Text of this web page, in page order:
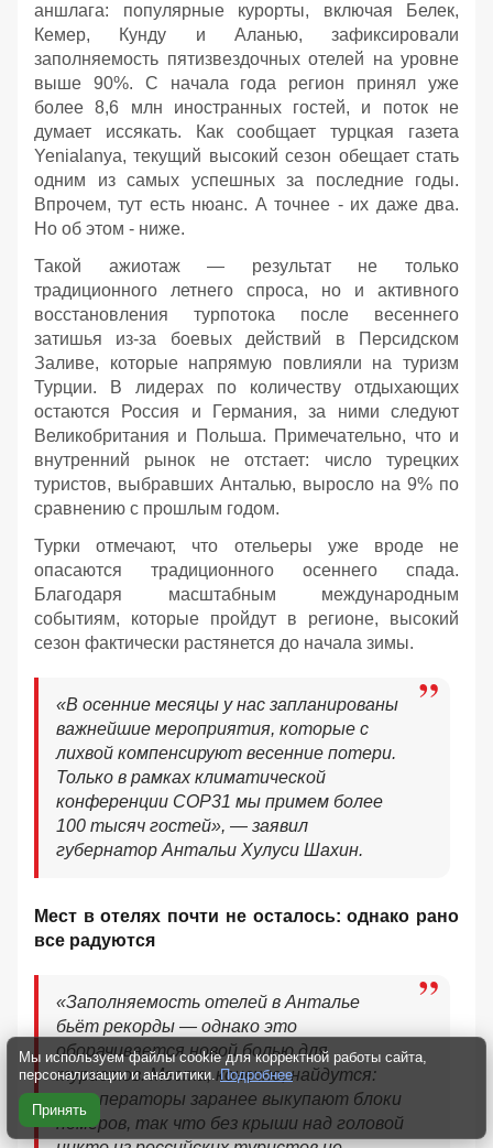
аншлага: популярные курорты, включая Белек,
Кемер, Кунду и Аланью, зафиксировали
заполняемость пятизвездочных отелей на уровне
выше 90%. С начала года регион принял уже
более 8,6 млн иностранных гостей, и поток не
думает иссякать. Как сообщает турцкая газета
Yenialanya, текущий высокий сезон обещает стать
одним из самых успешных за последние годы.
Впрочем, тут есть нюанс. А точнее - их даже два.
Но об этом - ниже.
Такой ажиотаж — результат не только
традиционного летнего спроса, но и активного
восстановления турпотока после весеннего
затишья из-за боевых действий в Персидском
Заливе, которые напрямую повлияли на туризм
Турции. В лидерах по количеству отдыхающих
остаются Россия и Германия, за ними следуют
Великобритания и Польша. Примечательно, что и
внутренний рынок не отстает: число турецких
туристов, выбравших Анталью, выросло на 9% по
сравнению с прошлым годом.
Турки отмечают, что отельеры уже вроде не
опасаются традиционного осеннего спада.
Благодаря масштабным международным
событиям, которые пройдут в регионе, высокий
сезон фактически растянется до начала зимы.
«В осенние месяцы у нас запланированы
важнейшие мероприятия, которые с
лихвой компенсируют весенние потери.
Только в рамках климатической
конференции COP31 мы примем более
100 тысяч гостей», — заявил
губернатор Антальи Хулуси Шахин.
Мест в отелях почти не осталось: однако рано
все радуются
«Заполняемость отелей в Анталье
бьёт рекорды — однако это
оборачивается новой болью для
туристов. Места, конечно, найдутся:
туроператоры заранее выкупают блоки
номеров, так что без крыши над головой
Мы используем файлы cookie для корректной работы сайта,
персонализации и аналитики. Подробнее
Принять